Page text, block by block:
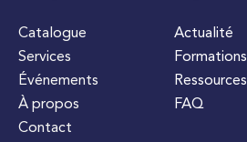
Catalogue
Services
Événements
À propos
Contact
Actualité
Formations
Ressources
FAQ